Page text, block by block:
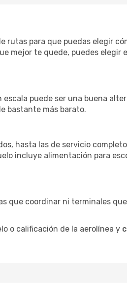
rutas para que puedas elegir
mejor te quede, puedes elegir
puede ser una buena
bastante más barato.
hasta las de servicio
incluye alimentación para
que coordinar ni terminales
o calificación de la aerolínea y